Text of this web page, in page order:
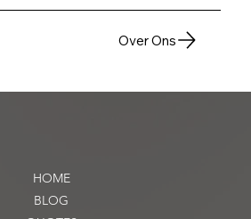
Over Ons
HOME
BLOG